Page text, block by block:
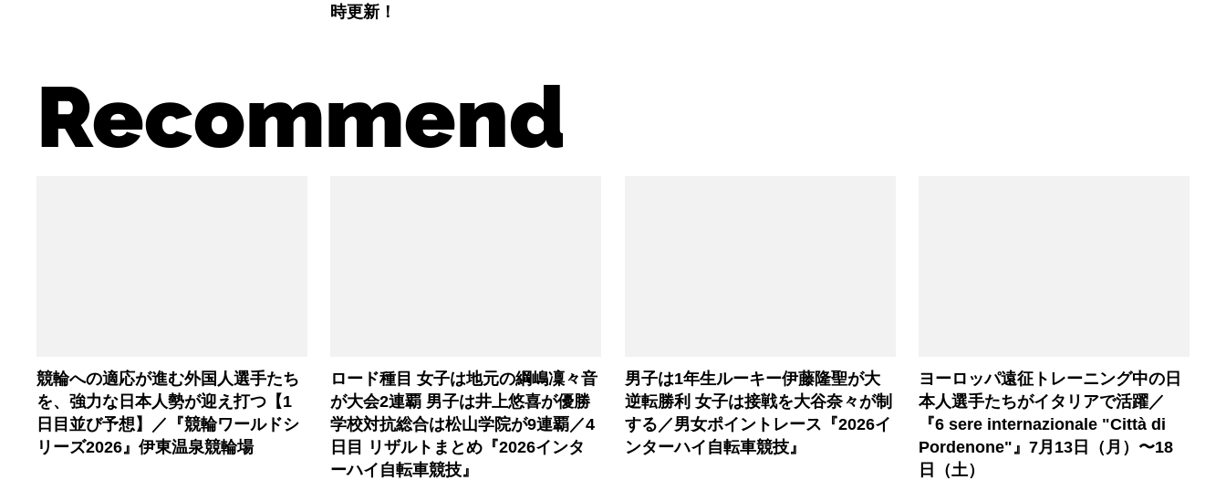
時更新！
Recommend
競輪への適応が進む外国人選手たち
を、強力な日本人勢が迎え打つ【1
日目並び予想】／『競輪ワールドシ
リーズ2026』伊東温泉競輪場
ロード種目 女子は地元の綱嶋凜々音
が大会2連覇 男子は井上悠喜が優勝
学校対抗総合は松山学院が9連覇／4
日目 リザルトまとめ『2026インタ
ーハイ自転車競技』
男子は1年生ルーキー伊藤隆聖が大
逆転勝利 女子は接戦を大谷奈々が制
する／男女ポイントレース『2026イ
ンターハイ自転車競技』
ヨーロッパ遠征トレーニング中の日
本人選手たちがイタリアで活躍／
『6 sere internazionale "Città di
Pordenone"』7月13日（月）〜18
日（土）